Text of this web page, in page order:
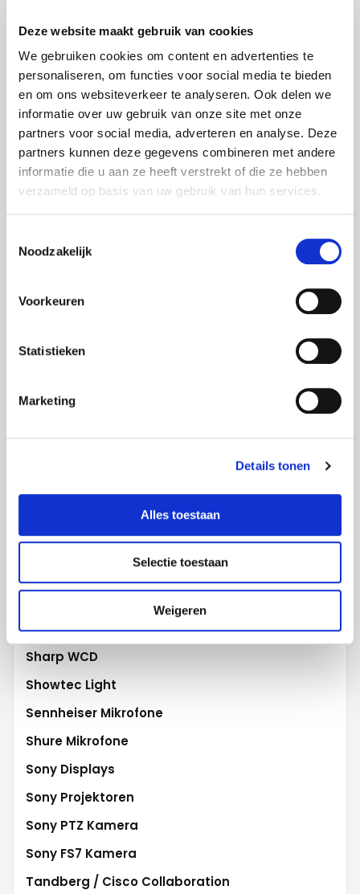
Deze website maakt gebruik van cookies
We gebruiken cookies om content en advertenties te
personaliseren, om functies voor social media te bieden
en om ons websiteverkeer te analyseren. Ook delen we
informatie over uw gebruik van onze site met onze
partners voor social media, adverteren en analyse. Deze
partners kunnen deze gegevens combineren met andere
informatie die u aan ze heeft verstrekt of die ze hebben
verzameld op basis van uw gebruik van hun services.
Noodzakelijk
Voorkeuren
Statistieken
Marketing
Details tonen
Alles toestaan
Selectie toestaan
Weigeren
L'Acoustics Audio
Lifesize Videoconferencing
LG Displays
LG Videowände
Martin Harman Licht
Meyer Sound Lautsprecher
Nexo Lautsprecher
Panasonic Projektoren
Philips Displays
Robe Beleuchtung
Robert Juliat
Samsung Displays
Scala digital signage
Sharp WCD
Showtec Light
Sennheiser Mikrofone
Shure Mikrofone
Sony Displays
Sony Projektoren
Sony PTZ Kamera
Sony FS7 Kamera
Tandberg / Cisco Collaboration